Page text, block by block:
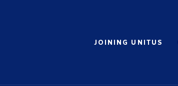
JOINING UNITUS